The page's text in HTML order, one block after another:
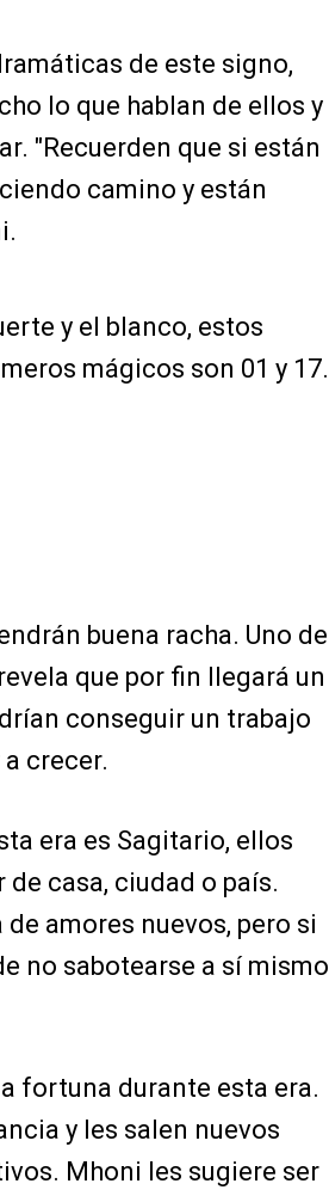
de este signo,
lo que hablan de ellos y
"Recuerden que si están
camino y están
y el blanco, estos
mágicos son 01 y 17.
buena racha. Uno de
que por fin llegará un
conseguir un trabajo
crecer.
era es Sagitario, ellos
casa, ciudad o país.
amores nuevos, pero si
no sabotearse a sí mismo
fortuna durante esta era.
y les salen nuevos
Mhoni les sugiere ser